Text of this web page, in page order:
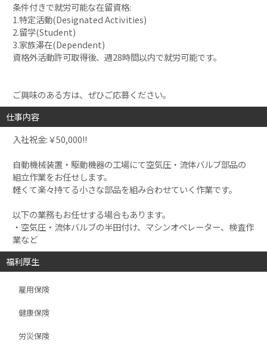
条件付きで就労可能な在留資格:
1.特定活動(Designated Activities)
2.留学(Student)
3.家族滞在(Dependent)
資格外活動許可取得後、週28時間以内で就労可能です。
ご興味のある方は、ぜひご応募ください。
仕事内容
入社祝金:￥50,000!!
自動機械装置・駆動機器の工場にて空気圧・流体バルブ部品の
組立作業をお任せします。
軽くて楽々持てる小さな部品を組み合わせていく作業です。
以下の業務もお任せする場合もあります。
・空気圧・流体バルブの半田付け、マシンオペレーター、検査作
業など
福利厚生
雇用保険
健康保険
労災保険